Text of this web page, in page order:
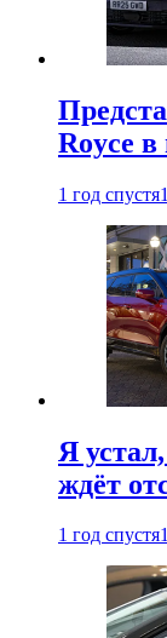
Royce в
1 год спустя
Я
ждёт
1 год спустя